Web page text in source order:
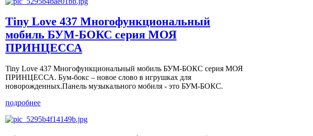
Tiny Love 437 Многофункциональный
мобиль БУМ-БОКС серия МОЯ
ПРИНЦЕССА
Tiny Love 437 Многофункциональный мобиль БУМ-БОКС серия МОЯ
ПРИНЦЕССА. Бум-бокс – новое слово в игрушках для
новорожденных.Панель музыкального мобиля - это БУМ-БОКС.
подробнее